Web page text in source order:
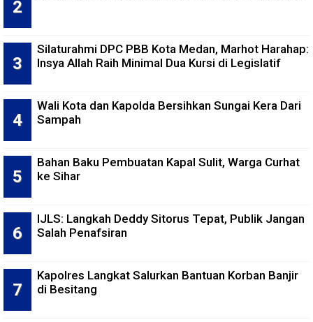
Silaturahmi DPC PBB Kota Medan, Marhot Harahap:
Insya Allah Raih Minimal Dua Kursi di Legislatif
Wali Kota dan Kapolda Bersihkan Sungai Kera Dari
Sampah
Bahan Baku Pembuatan Kapal Sulit, Warga Curhat
ke Sihar
IJLS: Langkah Deddy Sitorus Tepat, Publik Jangan
Salah Penafsiran
Kapolres Langkat Salurkan Bantuan Korban Banjir
di Besitang